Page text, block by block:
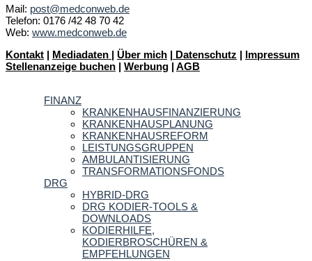
Mail: post@medconweb.de
Telefon: 0176 /42 48 70 42
Web: www.medconweb.de
Kontakt
Mediadaten Über mich Datenschutz
Impressum
Stellenanzeige buchen
Werbung AGB
FINANZ
KRANKENHAUSFINANZIERUNG
KRANKENHAUSPLANUNG
KRANKENHAUSREFORM
LEISTUNGSGRUPPEN
AMBULANTISIERUNG
TRANSFORMATIONSFONDS
DRG
HYBRID-DRG
DRG KODIER-TOOLS &
DOWNLOADS
KODIERHILFE,
KODIERBROSCHÜREN &
EMPFEHLUNGEN